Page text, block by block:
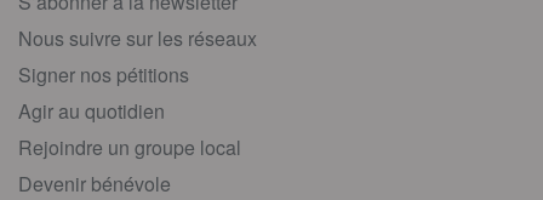
Nous suivre sur les réseaux
Signer nos pétitions
Agir au quotidien
Rejoindre un groupe local
Devenir bénévole